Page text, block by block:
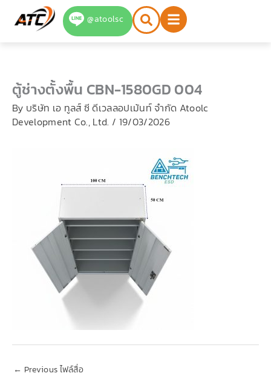
@atoolsc
ตู้ช่างตั้งพื้น CBN-1580GD 004
By บริษัท เอ ทูลส์ ซี ดีเวลลอปเม้นท์ จำกัด Atoolc
Development Co., Ltd. / 19/03/2026
← Previous ไฟล์สื่อ